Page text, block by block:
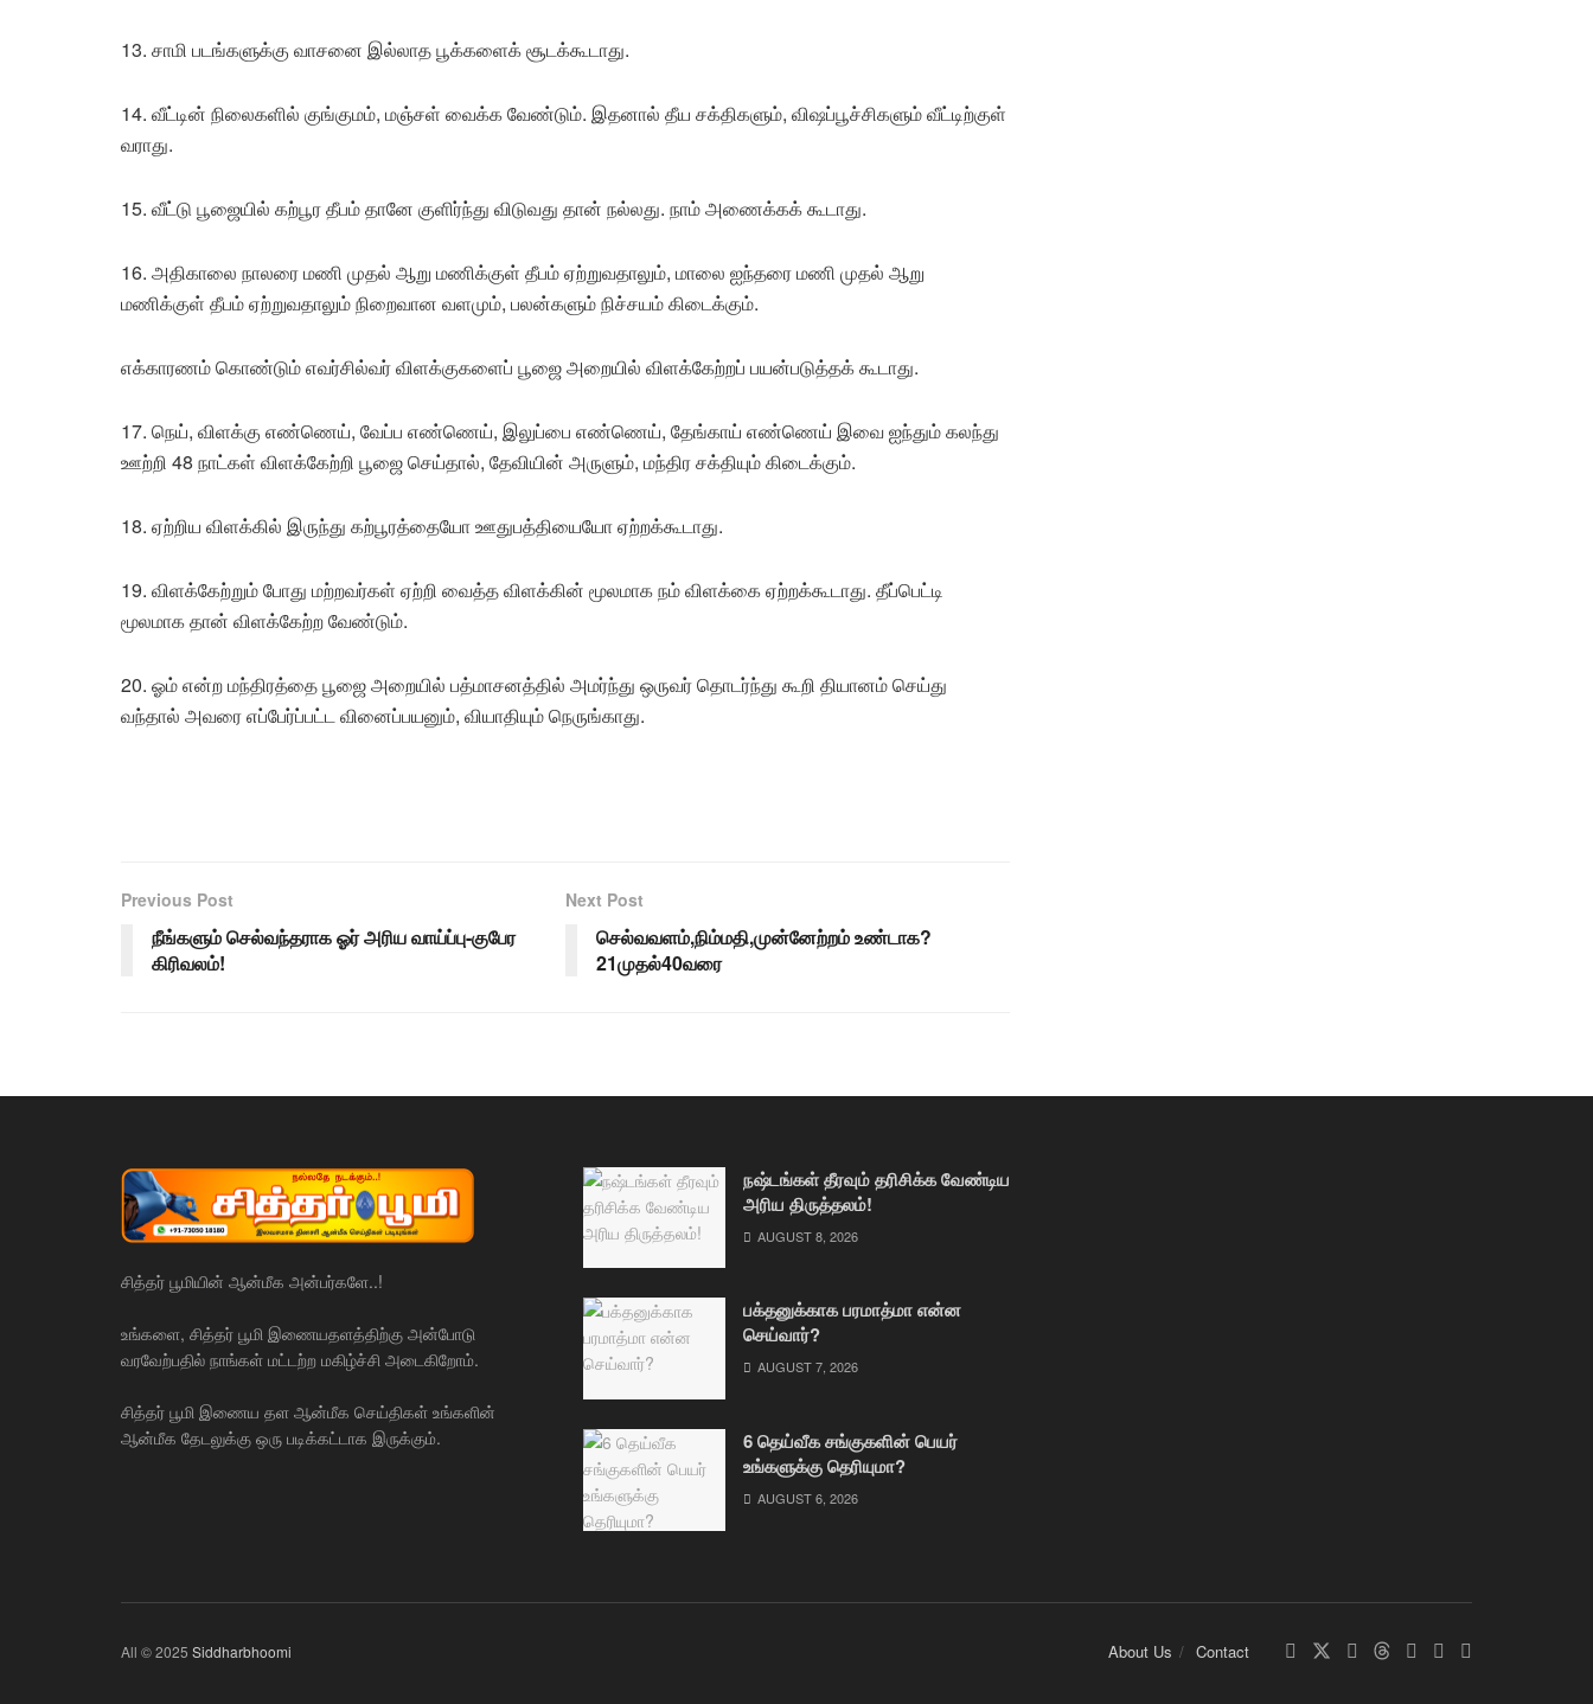
13. சாமி படங்களுக்கு வாசனை இல்லாத பூக்களைக் சூடக்கூடாது.
14. வீட்டின் நிலைகளில் குங்குமம், மஞ்சள் வைக்க வேண்டும். இதனால் தீய சக்திகளும், விஷப்பூச்சிகளும் வீட்டிற்குள்
வராது.
15. வீட்டு பூஜையில் கற்பூர தீபம் தானே குளிர்ந்து விடுவது தான் நல்லது. நாம் அணைக்கக் கூடாது.
16. அதிகாலை நாலரை மணி முதல் ஆறு மணிக்குள் தீபம் ஏற்றுவதாலும், மாலை ஐந்தரை மணி முதல் ஆறு
மணிக்குள் தீபம் ஏற்றுவதாலும் நிறைவான வளமும், பலன்களும் நிச்சயம் கிடைக்கும்.
எக்காரணம் கொண்டும் எவர்சில்வர் விளக்குகளைப் பூஜை அறையில் விளக்கேற்றப் பயன்படுத்தக் கூடாது.
17. நெய், விளக்கு எண்ணெய், வேப்ப எண்ணெய், இலுப்பை எண்ணெய், தேங்காய் எண்ணெய் இவை ஐந்தும் கலந்து
ஊற்றி 48 நாட்கள் விளக்கேற்றி பூஜை செய்தால், தேவியின் அருளும், மந்திர சக்தியும் கிடைக்கும்.
18. ஏற்றிய விளக்கில் இருந்து கற்பூரத்தையோ ஊதுபத்தியையோ ஏற்றக்கூடாது.
19. விளக்கேற்றும் போது மற்றவர்கள் ஏற்றி வைத்த விளக்கின் மூலமாக நம் விளக்கை ஏற்றக்கூடாது. தீப்பெட்டி
மூலமாக தான் விளக்கேற்ற வேண்டும்.
20. ஓம் என்ற மந்திரத்தை பூஜை அறையில் பத்மாசனத்தில் அமர்ந்து ஒருவர் தொடர்ந்து கூறி தியானம் செய்து
வந்தால் அவரை எப்பேர்ப்பட்ட வினைப்பயனும், வியாதியும் நெருங்காது.
Previous Post
நீங்களும் செல்வந்தராக ஓர் அரிய வாய்ப்பு-குபேர
கிரிவலம்!
Next Post
செல்வவளம்,நிம்மதி,முன்னேற்றம் உண்டாக?
21முதல்40வரை
சித்தர் பூமியின் ஆன்மீக அன்பர்களே..!
உங்களை, சித்தர் பூமி இணையதளத்திற்கு அன்போடு
வரவேற்பதில் நாங்கள் மட்டற்ற மகிழ்ச்சி அடைகிறோம்.
சித்தர் பூமி இணைய தள ஆன்மீக செய்திகள் உங்களின்
ஆன்மீக தேடலுக்கு ஒரு படிக்கட்டாக இருக்கும்.
நஷ்டங்கள் தீரவும் தரிசிக்க வேண்டிய
அரிய திருத்தலம்!
AUGUST 8, 2026
பக்தனுக்காக பரமாத்மா என்ன
செய்வார்?
AUGUST 7, 2026
6 தெய்வீக சங்குகளின் பெயர்
உங்களுக்கு தெரியுமா?
AUGUST 6, 2026
About Us Contact
All © 2025 Siddharbhoomi